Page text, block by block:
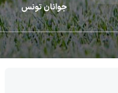
جوانان تونس